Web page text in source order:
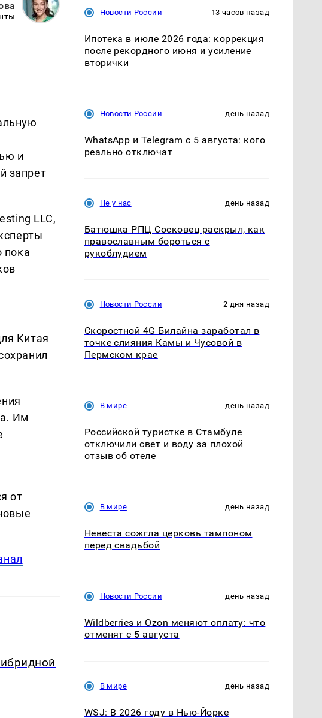
и
запрет
LLC,
пока
Китая
Им
от
Новости России 13 часов назад
Ипотека в июле 2026 года: коррекция
после рекордного июня и усиление
вторички
Новости России день назад
WhatsApp и Telegram с 5 августа: кого
реально отключат
Не у нас день назад
Батюшка РПЦ Сосковец раскрыл, как
православным бороться с
рукоблудием
Новости России 2 дня назад
Скоростной 4G Билайна заработал в
точке слияния Камы и Чусовой в
Пермском крае
В мире день назад
Российской туристке в Стамбуле
отключили свет и воду за плохой
отзыв об отеле
В мире день назад
Невеста сожгла церковь тампоном
перед свадьбой
Новости России день назад
Wildberries и Ozon меняют оплату: что
отменят с 5 августа
В мире день назад
WSJ: В 2026 году в Нью-Йорке